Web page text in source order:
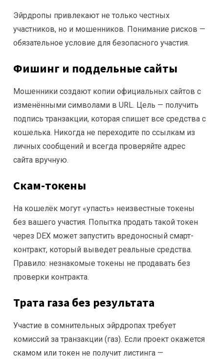
Эйрдропы привлекают не только честных
участников, но и мошенников. Понимание рисков —
обязательное условие для безопасного участия.
Фишинг и поддельные сайты
Мошенники создают копии официальных сайтов с
изменёнными символами в URL. Цель — получить
подпись транзакции, которая спишет все средства с
кошелька. Никогда не переходите по ссылкам из
личных сообщений и всегда проверяйте адрес
сайта вручную.
Скам-токены
На кошелёк могут «упасть» неизвестные токены
без вашего участия. Попытка продать такой токен
через DEX может запустить вредоносный смарт-
контракт, который выведет реальные средства.
Правило: незнакомые токены не продавать без
проверки контракта.
Трата газа без результата
Участие в сомнительных эйрдропах требует
комиссий за транзакции (газ). Если проект окажется
скамом или токен не получит листинга —